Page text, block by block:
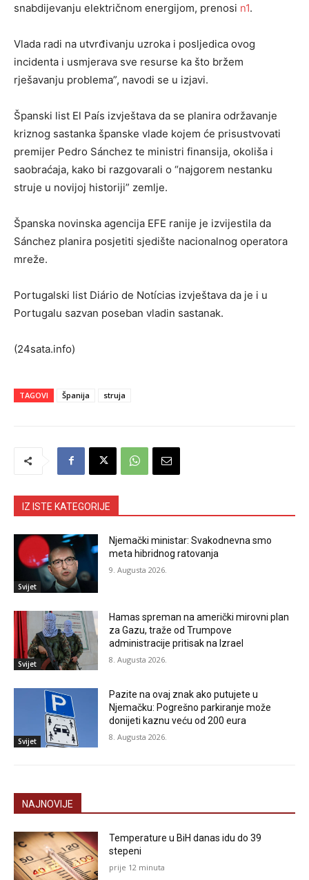
snabdijevanju električnom energijom, prenosi n1.
Vlada radi na utvrđivanju uzroka i posljedica ovog
incidenta i usmjerava sve resurse ka što bržem
rješavanju problema”, navodi se u izjavi.
Španski list El País izvještava da se planira održavanje
kriznog sastanka španske vlade kojem će prisustvovati
premijer Pedro Sánchez te ministri finansija, okoliša i
saobraćaja, kako bi razgovarali o “najgorem nestanku
struje u novijoj historiji” zemlje.
Španska novinska agencija EFE ranije je izvijestila da
Sánchez planira posjetiti sjedište nacionalnog operatora
mreže.
Portugalski list Diário de Notícias izvještava da je i u
Portugalu sazvan poseban vladin sastanak.
(24sata.info)
TAGOVI Španija struja
IZ ISTE KATEGORIJE
Svijet
Njemački ministar: Svakodnevna smo
meta hibridnog ratovanja
9. Augusta 2026.
Svijet
Hamas spreman na američki mirovni plan
za Gazu, traže od Trumpove
administracije pritisak na Izrael
8. Augusta 2026.
Svijet
Pazite na ovaj znak ako putujete u
Njemačku: Pogrešno parkiranje može
donijeti kaznu veću od 200 eura
8. Augusta 2026.
NAJNOVIJE
Temperature u BiH danas idu do 39
stepeni
prije 12 minuta